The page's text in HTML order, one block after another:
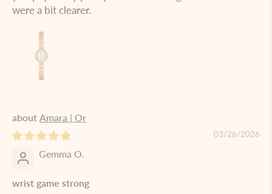
were a bit clearer.
Amara | Or
03/26/2026
Gemma O.
wrist game strong